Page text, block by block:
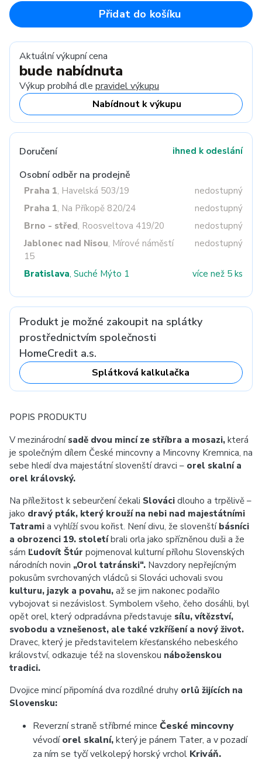
Přidat do košíku
Aktuální výkupní cena
bude nabídnuta
Výkup probíhá dle pravidel výkupu
Nabídnout k výkupu
Doručení ihned k odeslání
Osobní odběr na prodejně
Praha 1, Havelská 503/19
nedostupný
Praha 1, Na Příkopě 820/24
nedostupný
Brno - střed, Roosveltova 419/20
nedostupný
Jablonec nad Nisou, Mírové náměstí
15
nedostupný
Bratislava, Suché Mýto 1 více než 5 ks
Produkt je možné zakoupit na splátky
prostřednictvím společnosti
HomeCredit a.s.
Splátková kalkulačka
POPIS PRODUKTU
V mezinárodní sadě dvou mincí ze stříbra a mosazi, která
je společným dílem České mincovny a Mincovny Kremnica, na
sebe hledí dva majestátní slovenští dravci – orel skalní a
orel královský.
Na příležitost k sebeurčení čekali Slováci dlouho a trpělivě –
jako dravý pták, který krouží na nebi nad majestátními
Tatrami a vyhlíží svou kořist. Není divu, že slovenští básníci
a obrozenci 19. stoletíbrali orla jako spřízněnou duši a že
sám Ľudovít Štúr pojmenoval kulturní přílohu Slovenských
národních novin „Orol tatránski“. Navzdory nepřejícným
pokusům svrchovaných vládců si Slováci uchovali svou
kulturu, jazyk a povahu, až se jim nakonec podařilo
vybojovat si nezávislost. Symbolem všeho, čeho dosáhli, byl
opět orel, který odpradávna představuje sílu, vítězství,
svobodu a vznešenost, ale také vzkříšení a nový život.
Dravec, který je představitelem křesťanského nebeského
království, odkazuje též na slovenskou náboženskou
tradici.
Dvojice mincí připomíná dva rozdílné druhy orlů žijících na
Slovensku:
Reverzní straně stříbrné mince České mincovny
vévodíorel skalní,který je pánem Tater, a v pozadí
za ním se tyčí velkolepý horský vrchol Kriváň.